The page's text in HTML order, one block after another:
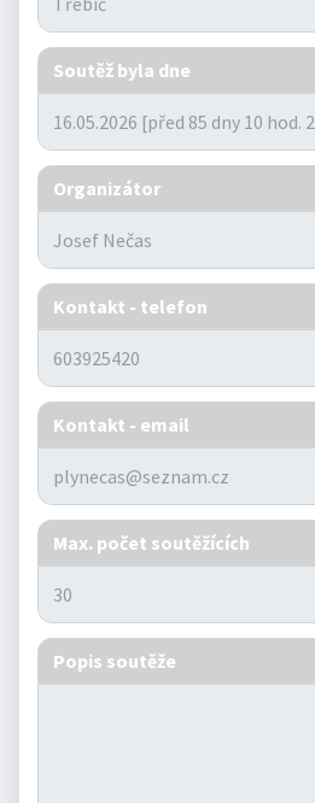
Soutěž byla dne
Organizátor
Kontakt - telefon
Kontakt - email
Max. počet soutěžících
Popis soutěže